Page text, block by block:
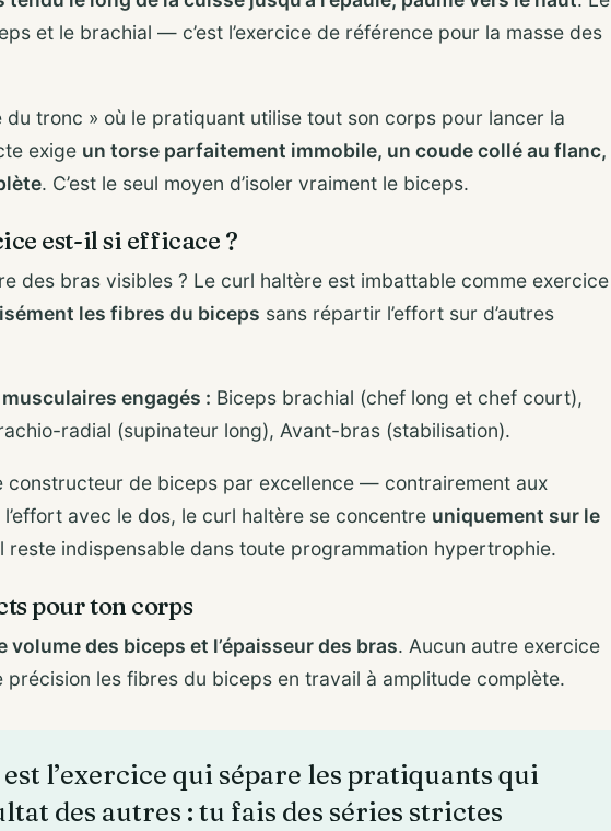
et le brachial — c’est l’exercice de référence pour la masse des
du tronc » où le pratiquant utilise tout son corps pour lancer la
exige un torse parfaitement immobile, un coude collé au flanc,
. C’est le seul moyen d’isoler vraiment le biceps.
est-il si efficace ?
des bras visibles ? Le curl haltère est imbattable comme exercice
les fibres du biceps sans répartir l’effort sur d’autres
engagés : Biceps brachial (chef long et chef court),
radial (supinateur long), Avant-bras (stabilisation).
constructeur de biceps par excellence — contrairement aux
avec le dos, le curl haltère se concentre uniquement sur le
reste indispensable dans toute programmation hypertrophie.
pour ton corps
volume des biceps et l’épaisseur des bras. Aucun autre exercice
précision les fibres du biceps en travail à amplitude complète.
l’exercice qui sépare les pratiquants qui
des autres : tu fais des séries strictes